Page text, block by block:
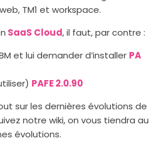
TM1 et workspace.
SaaS Cloud, il faut, par contre :
et lui demander d’installer PA
PAFE 2.0.90
sur les dernières évolutions de
notre wiki, on vous tiendra au
évolutions.